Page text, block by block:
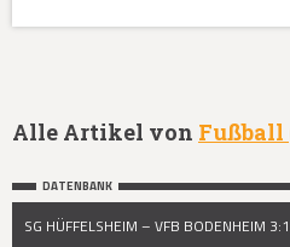
Alle Artikel von Fußball
DATENBANK
SG HÜFFELSHEIM – VFB BODENHEIM